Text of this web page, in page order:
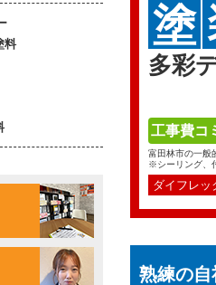
塗
多彩
工事費コ
富田林市の一般
※シーリング、
ダイフレッ
熟練の自
料